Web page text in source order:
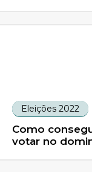
Eleições 2022
Como
votar no